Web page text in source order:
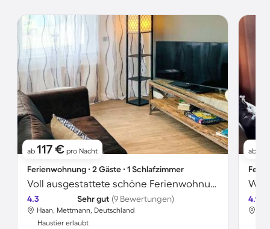
ab 117 € pro Nacht
Ferienwohnung ∙ 2 Gäste ∙ 1 Schlafzimmer
Voll ausgestattete schöne Ferienwohnung | Haustiere erlaubt
4.3 Sehr gut (9 Bewertungen)
Haan, Mettmann, Deutschland
Haustier erlaubt
ab
4.9